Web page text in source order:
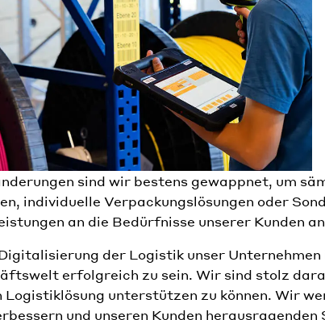
sind wir bestens gewappnet, um
individuelle Verpackungslösungen oder
an die Bedürfnisse unserer Kunden
der Logistik unser
erfolgreich zu sein. Wir sind stolz
unterstützen zu können. Wir
und unseren Kunden herausragenden